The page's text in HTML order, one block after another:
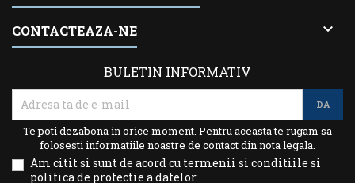
CONTACTEAZA-NE 
BULETIN INFORMATIV
Te poti dezabona in orice moment. Pentru aceasta te rugam sa
folosesti informatiile noastre de contact din nota legala.
Am citit si sunt de acord cu termenii si conditiile si
politica de protectie a datelor.